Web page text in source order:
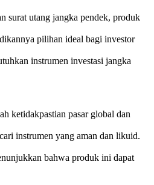
surat utang jangka pendek, produk
pilihan ideal bagi investor
instrumen investasi jangka
ketidakpastian pasar global dan
instrumen yang aman dan likuid.
bahwa produk ini dapat